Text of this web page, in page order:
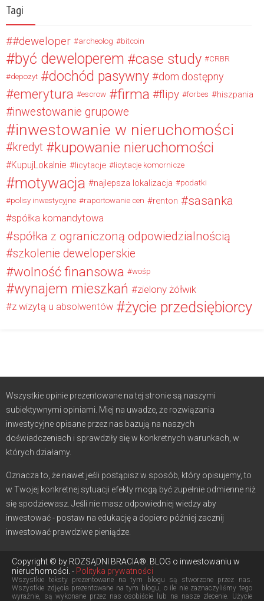
Tagi
#deweloper archeolog bitcoin
być deweloperem case study
CRBR
depozyt
dochód pasywny dom dostępny
emerytura escrow firma flipy forbes hiszpania
inwestowanie grupowe
inwestowanie w nieruchomości
kredyt kupowanie nieruchomości
KupujLokalnie licytacje licytacje komornicze
motywacja najlepsza lokalizacja
podatki
polisy inwestycyjne
raportowanie cen renton sasanka
spółka komandytowa
spółka z ograniczoną odpowiedzialnością
szkolenie deweloperskie
wolność finansowa wośp
wynajem mieszkań zielony żółwik
z wizytą u absolwentów życie przedsiębiorcy
Wszystkie opinie prezentowane na tej stronie są naszymi
subiektywnymi opiniami. Miej na uwadze, że rozwiązania
inwestycyjne opisane przez nas bazują na naszych
doświadczeniach i sprawdziły się w konkretnych warunkach, w
których działamy.
Oznacza to, że nawet jeśli postąpisz w sposób, który opisujemy, to
w Twojej konkretnej sytuacji efekty mogą być zupełnie odmienne niż
się spodziewasz. Jeśli nie masz odpowiedniej wiedzy aby
inwestować - postaw na edukację a dopiero później zacznij
inwestować prawdziwe pieniądze.
Copyright © by ROZSĄDNI BRACIA®. BLOG o inwestowaniu w
nieruchomości. - Polityka prywatności
Wszystkie teksty prezentowane na tym blogu są stworzone przez nas.
Wszystkie zdjęcia prezentowane na tym blogu, o ile nie zaznaczyliśmy tego
wyraźnie, są wykonane przez nas osobiście lub na nasze zlecenie. Użycie